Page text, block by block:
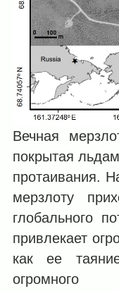
Вечная
покрытая
протаивания.
мерзлоту
глобального
привлекает
как ее
огромного